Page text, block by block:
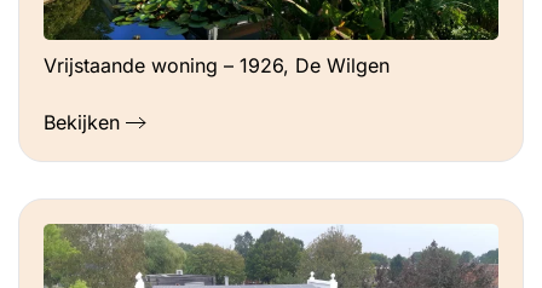
Vrijstaande woning – 1926, De Wilgen
Bekijken